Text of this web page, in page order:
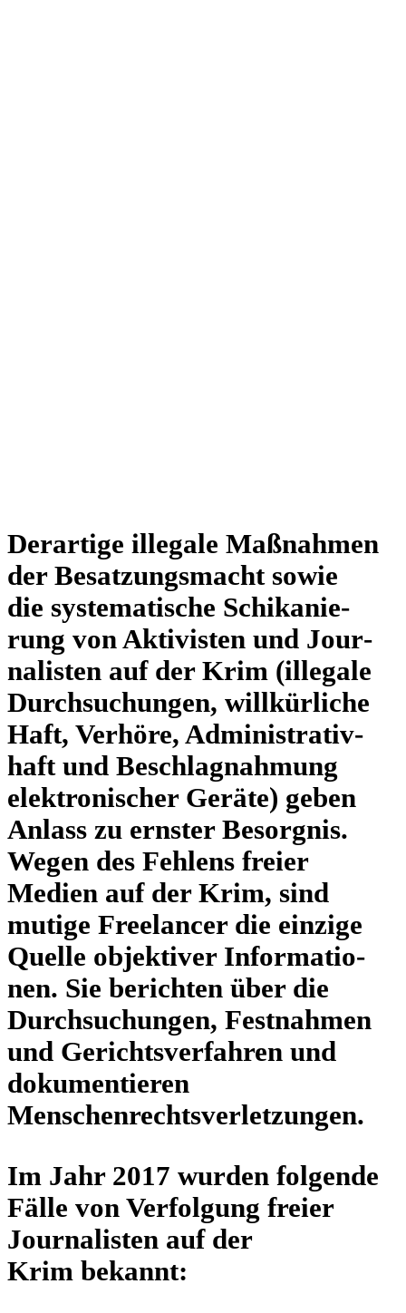
Der­ar­tige ille­gale Maß­nah­men
der Besat­zungs­macht sowie
die sys­te­ma­ti­sche Schi­ka­nie­
rung von Akti­vis­ten und Jour­
na­lis­ten auf der Krim (ille­gale
Durch­su­chun­gen, will­kür­li­che
Haft, Verhöre, Admi­nis­tra­tiv­
haft und Beschlag­nah­mung
elek­tro­ni­scher Geräte) geben
Anlass zu ernster Besorg­nis.
Wegen des Fehlens freier
Medien auf der Krim, sind
mutige Free­lan­cer die einzige
Quelle objek­ti­ver Infor­ma­tio­
nen. Sie berich­ten über die
Durch­su­chun­gen, Fest­nah­men
und Gerichts­ver­fah­ren und
doku­men­tie­ren
Menschenrechtsverletzungen.
Im Jahr 2017 wurden fol­gende
Fälle von Ver­fol­gung freier
Jour­na­lis­ten auf der
Krim bekannt: